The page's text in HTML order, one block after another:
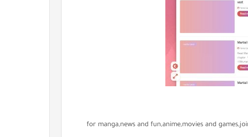
for manga,news and fun,anime,movies and